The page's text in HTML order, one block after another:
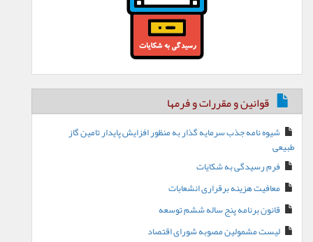
قوانین و مقررات و فرمها
شیوه نامه جذب سرمایه گذار به منظور افزایش پایدار تامین گاز
طبیعی
فرم رسیدگی به شکایات
معافیت هزینه برقراری انشعابات
قانون برنامه پنج ساله ششم توسعه
لیست مشمولین مصوبه شورای اقتصاد